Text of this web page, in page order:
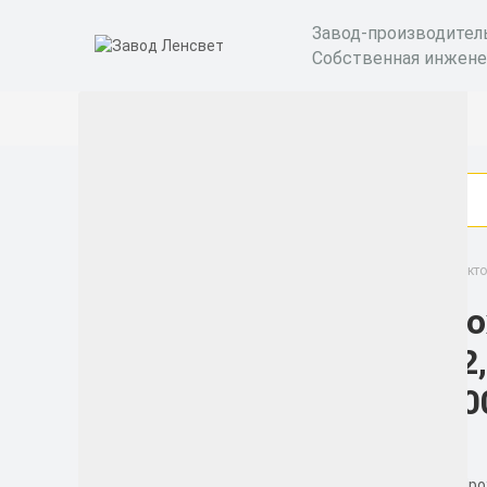
Завод-
Собственная
U-